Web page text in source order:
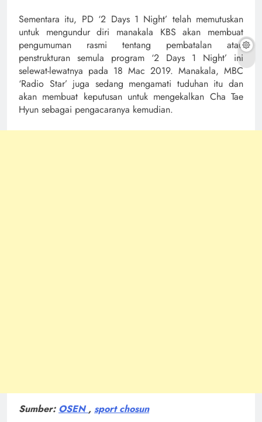
Sementara itu, PD ‘2 Days 1 Night’ telah memutuskan
untuk mengundur diri manakala KBS akan membuat
pengumuman rasmi tentang pembatalan atau
penstrukturan semula program ‘2 Days 1 Night’ ini
selewat-lewatnya pada 18 Mac 2019. Manakala, MBC
‘Radio Star’ juga sedang mengamati tuduhan itu dan
akan membuat keputusan untuk mengekalkan Cha Tae
Hyun sebagai pengacaranya kemudian.
Sumber: OSEN, sport chosun